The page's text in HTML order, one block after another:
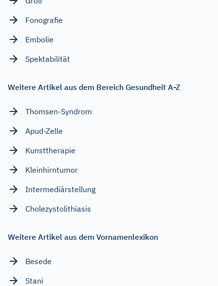
Fonografie
Embolie
Spektabilität
Weitere Artikel aus dem Bereich Gesundheit A-Z
Thomsen-Syndrom
Apud-Zelle
Kunsttherapie
Kleinhirntumor
Intermediärstellung
Cholezystolithiasis
Weitere Artikel aus dem Vornamenlexikon
Besede
Stani